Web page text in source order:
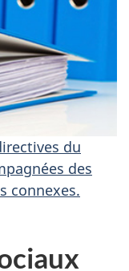
du
des
connexes.